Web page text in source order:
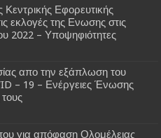
Εφορευτικής
εκλογές της Ενωσης στις
2022 – Υποψηφιότητες
απο την εξάπλωση του
– 19 – Ενέργειες Ένωσης
για απόφαση Ολομέλειας